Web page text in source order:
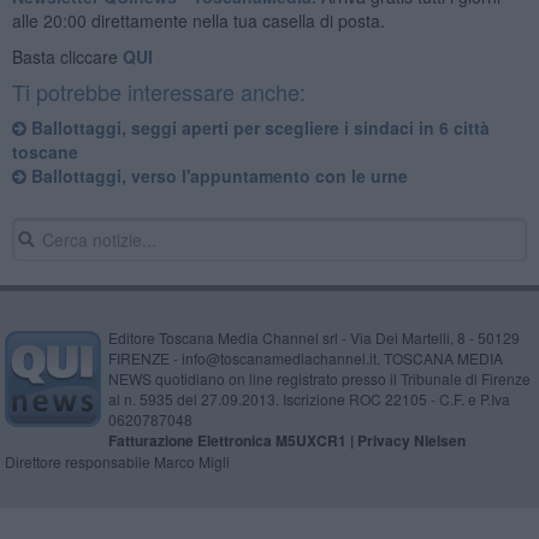
alle 20:00 direttamente nella tua casella di posta.
Basta cliccare QUI
Ti potrebbe interessare anche:
Ballottaggi, seggi aperti per scegliere i sindaci in 6 città
toscane
Ballottaggi, verso l'appuntamento con le urne
Editore Toscana Media Channel srl - Via Dei Martelli, 8 - 50129
FIRENZE - info@toscanamediachannel.it. TOSCANA MEDIA
NEWS quotidiano on line registrato presso il Tribunale di Firenze
al n. 5935 del 27.09.2013. Iscrizione ROC 22105 - C.F. e P.Iva
0620787048
Fatturazione Elettronica M5UXCR1 | Privacy Nielsen
Direttore responsabile Marco Migli